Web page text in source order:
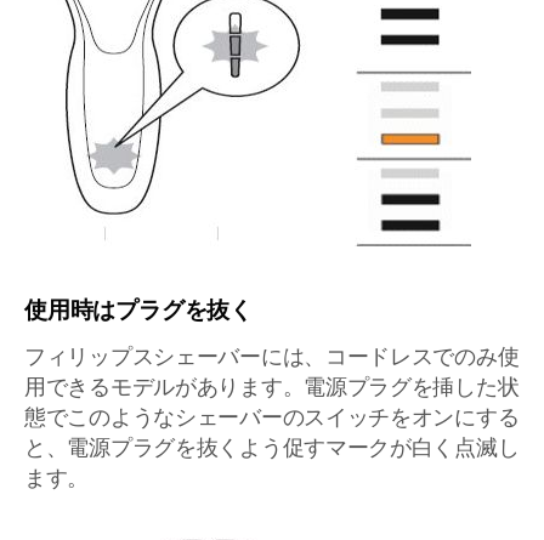
使用時はプラグを抜く
フィリップスシェーバーには、コードレスでのみ使
用できるモデルがあります。電源プラグを挿した状
態でこのようなシェーバーのスイッチをオンにする
と、電源プラグを抜くよう促すマークが白く点滅し
ます。